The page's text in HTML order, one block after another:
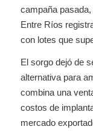
campaña
Entre Ríos
con lotes que
El sorgo dejó de
alternativa para
combina una
costos de
mercado